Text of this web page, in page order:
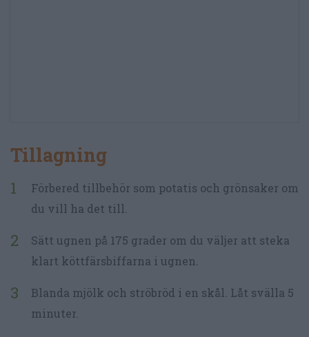
Tillagning
Förbered tillbehör som potatis och grönsaker om
du vill ha det till.
Sätt ugnen på 175 grader om du väljer att steka
klart köttfärsbiffarna i ugnen.
Blanda mjölk och ströbröd i en skål. Låt svälla 5
minuter.